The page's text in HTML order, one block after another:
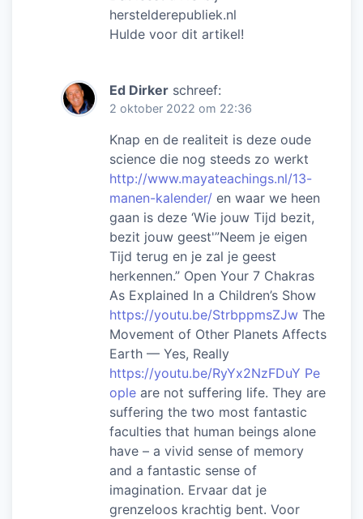
herstelderepubliek.nl
Hulde voor dit artikel!
Ed Dirker schreef:
2 oktober 2022 om 22:36
Knap en de realiteit is deze oude
science die nog steeds zo werkt
http://www.mayateachings.nl/13-
manen-kalender/ en waar we heen
gaan is deze ‘Wie jouw Tijd bezit,
bezit jouw geest'”Neem je eigen
Tijd terug en je zal je geest
herkennen.” Open Your 7 Chakras
As Explained In a Children’s Show
https://youtu.be/StrbppmsZJw The
Movement of Other Planets Affects
Earth — Yes, Really
https://youtu.be/RyYx2NzFDuY Pe
ople are not suffering life. They are
suffering the two most fantastic
faculties that human beings alone
have – a vivid sense of memory
and a fantastic sense of
imagination. Ervaar dat je
grenzeloos krachtig bent. Voor